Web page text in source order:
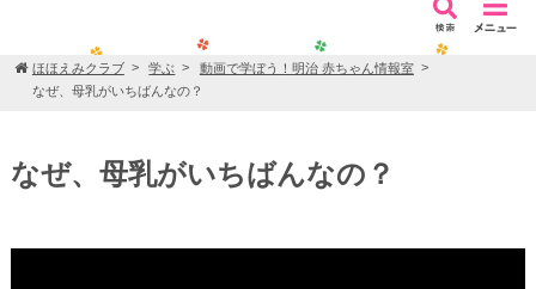
ほほえみクラブ 学ぶ
動画で学ぼう！明治 赤ちゃん情報室
なぜ、母乳がいちばんなの？
なぜ、母乳がいちばんなの？